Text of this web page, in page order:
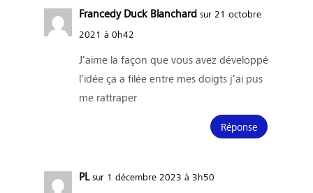
Francedy Duck Blanchard sur 21 octobre
2021 à 0h42
J’aime la façon que vous avez développé
l’idée ça a filée entre mes doigts j’ai pus
me rattraper
Réponse
PL sur 1 décembre 2023 à 3h50